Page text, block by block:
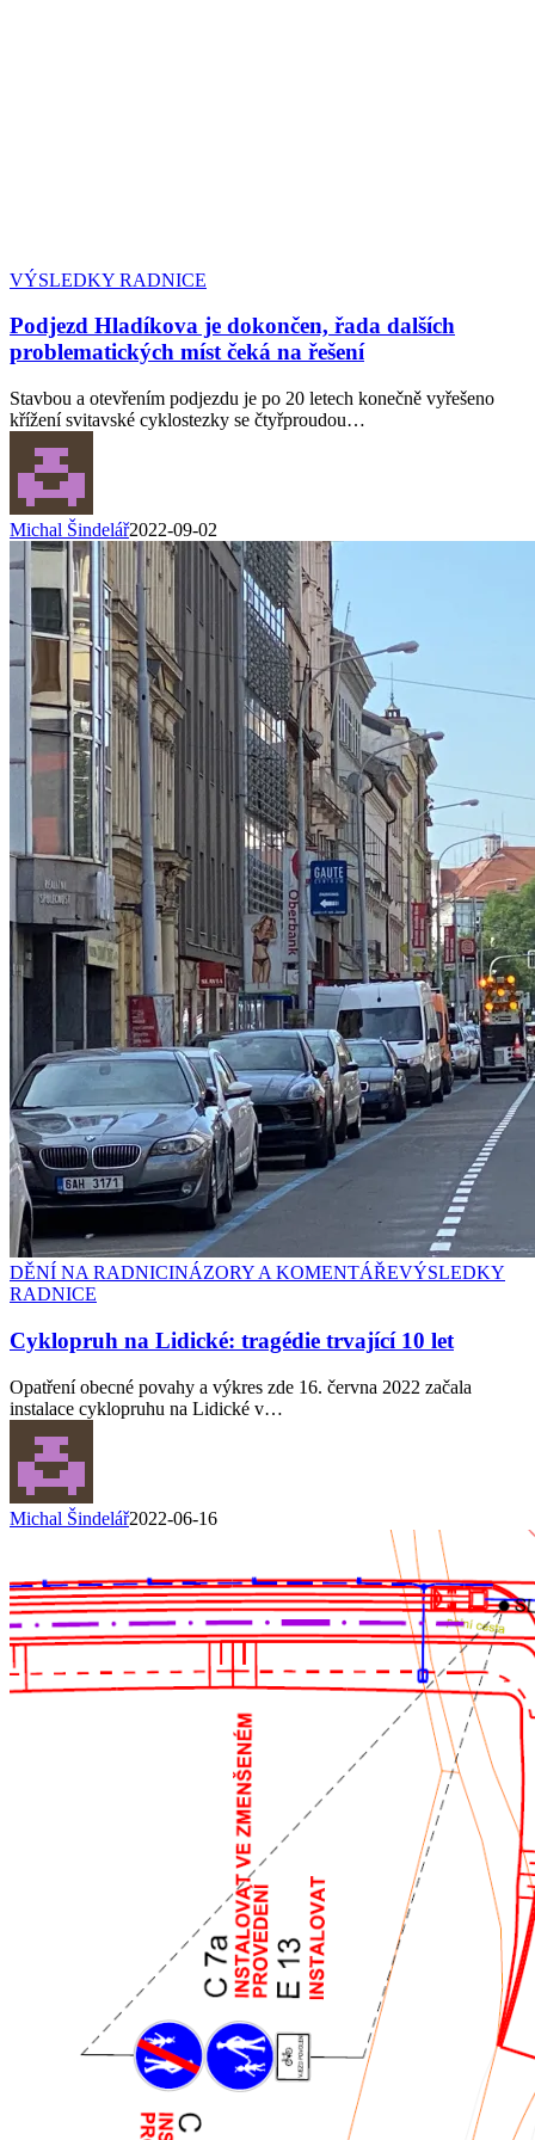
VÝSLEDKY RADNICE
Podjezd Hladíkova je dokončen, řada dalších
problematických míst čeká na řešení
Stavbou a otevřením podjezdu je po 20 letech konečně vyřešeno
křížení svitavské cyklostezky se čtyřproudou…
Michal Šindelář2022-09-02
DĚNÍ NA RADNICINÁZORY A KOMENTÁŘEVÝSLEDKY
RADNICE
Cyklopruh na Lidické: tragédie trvající 10 let
Opatření obecné povahy a výkres zde 16. června 2022 začala
instalace cyklopruhu na Lidické v…
Michal Šindelář2022-06-16